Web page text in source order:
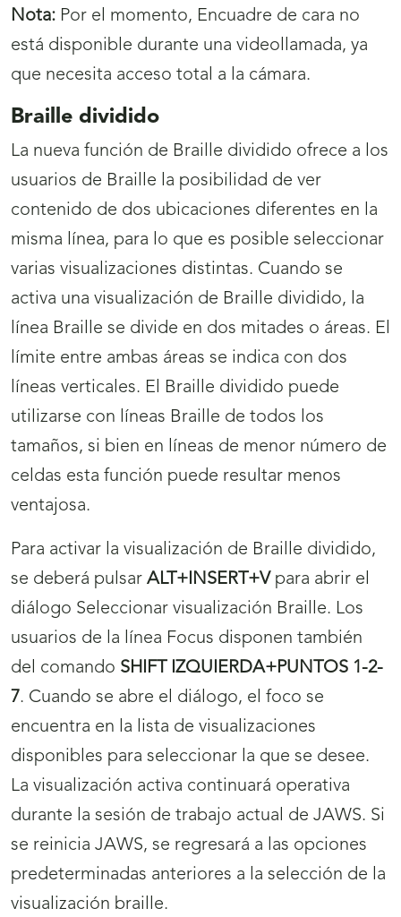
Nota: Por el momento, Encuadre de cara no
está disponible durante una videollamada, ya
que necesita acceso total a la cámara.
Braille dividido
La nueva función de Braille dividido ofrece a los
usuarios de Braille la posibilidad de ver
contenido de dos ubicaciones diferentes en la
misma línea, para lo que es posible seleccionar
varias visualizaciones distintas. Cuando se
activa una visualización de Braille dividido, la
línea Braille se divide en dos mitades o áreas. El
límite entre ambas áreas se indica con dos
líneas verticales. El Braille dividido puede
utilizarse con líneas Braille de todos los
tamaños, si bien en líneas de menor número de
celdas esta función puede resultar menos
ventajosa.
Para activar la visualización de Braille dividido,
se deberá pulsar ALT+INSERT+V para abrir el
diálogo Seleccionar visualización Braille. Los
usuarios de la línea Focus disponen también
del comando SHIFT IZQUIERDA+PUNTOS 1-2-
7. Cuando se abre el diálogo, el foco se
encuentra en la lista de visualizaciones
disponibles para seleccionar la que se desee.
La visualización activa continuará operativa
durante la sesión de trabajo actual de JAWS. Si
se reinicia JAWS, se regresará a las opciones
predeterminadas anteriores a la selección de la
visualización braille.